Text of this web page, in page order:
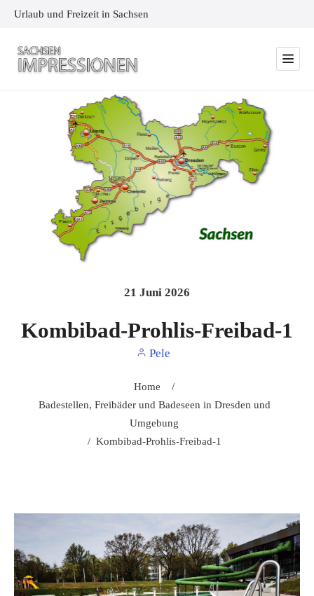
Urlaub und Freizeit in Sachsen
21 Juni 2026
Kombibad-Prohlis-Freibad-1
Pele
Home
/
Badestellen, Freibäder und Badeseen in Dresden und
Umgebung
/ Kombibad-Prohlis-Freibad-1